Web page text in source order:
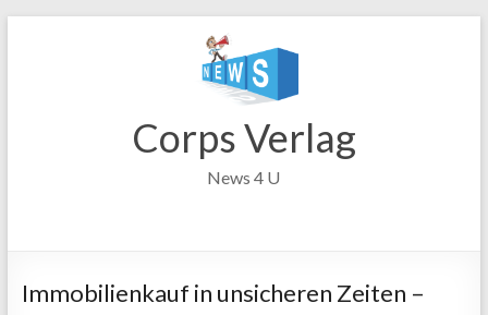
Corps Verlag
News 4 U
Immobilienkauf in unsicheren Zeiten –